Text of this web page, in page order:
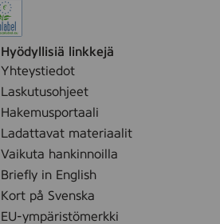
Hyödyllisiä linkkejä
Yhteystiedot
Laskutusohjeet
Hakemusportaali
Ladattavat materiaalit
Vaikuta hankinnoilla
Briefly in English
Kort på Svenska
EU-ympäristömerkki